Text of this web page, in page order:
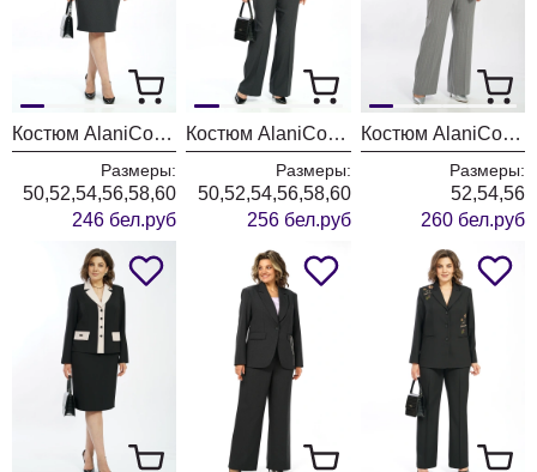
Костюм AlaniCollection 2606
Размеры:
50,52,54,56,58,60
246 бел.руб
Костюм AlaniCollection 2590
Размеры:
50,52,54,56,58,60
256 бел.руб
Костюм AlaniCollection 2586 белый + серый
Размеры:
52,54,56
260 бел.руб